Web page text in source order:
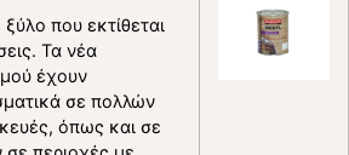
που εκτίθεται
Τα νέα
έχουν
σε πολλών
όπως και σε